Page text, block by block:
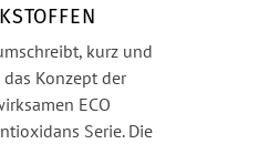
kurz und
Konzept der
ECO
Serie. Die